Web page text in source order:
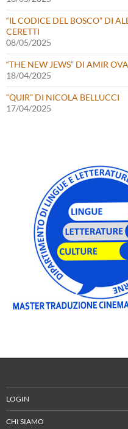
“IL CODICE DEL BOSCO” DI
CERETTI
08/05/2025
“THE NEW JEWS” DI AMIR
18/04/2025
“QUIR” DI NICOLA BELLUCCI
17/04/2025
LOGIN
CHI SIAMO